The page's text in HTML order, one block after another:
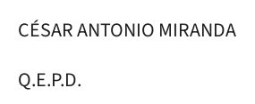
CÉSAR ANTONIO MIRANDA
Q.E.P.D.